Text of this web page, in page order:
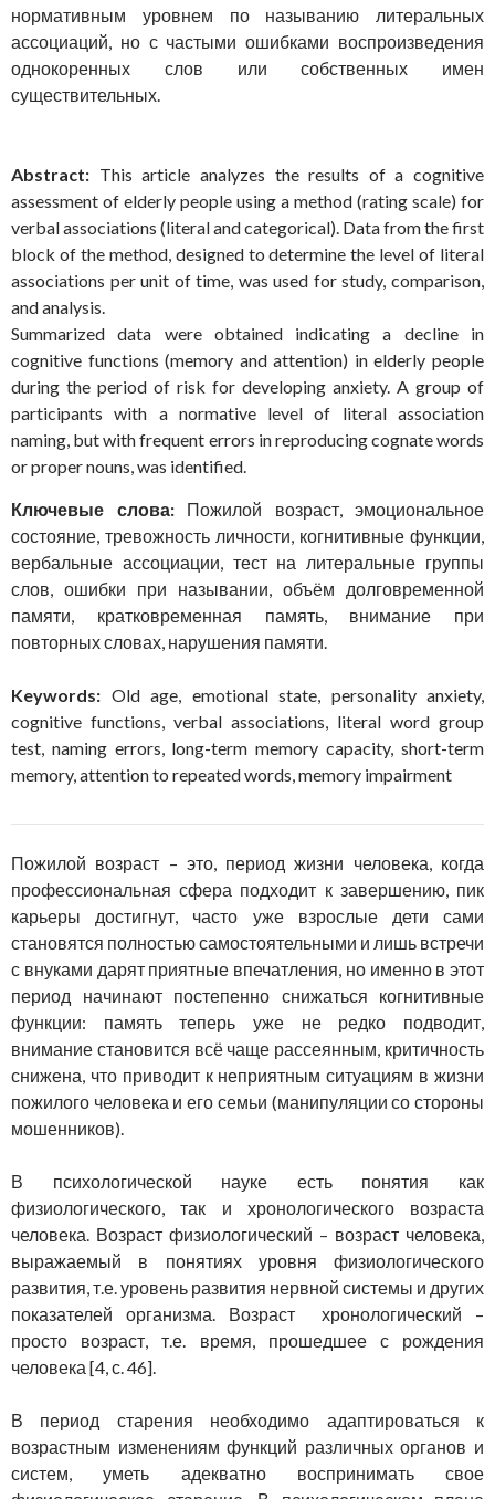
нормативным уровнем по называнию литеральных
ассоциаций, но с частыми ошибками воспроизведения
однокоренных слов или собственных имен
существительных.
Abstract: This article analyzes the results of a cognitive
assessment of elderly people using a method (rating scale) for
verbal associations (literal and categorical). Data from the first
block of the method, designed to determine the level of literal
associations per unit of time, was used for study, comparison,
and analysis.
Summarized data were obtained indicating a decline in
cognitive functions (memory and attention) in elderly people
during the period of risk for developing anxiety. A group of
participants with a normative level of literal association
naming, but with frequent errors in reproducing cognate words
or proper nouns, was identified.
Ключевые слова: Пожилой возраст, эмоциональное
состояние, тревожность личности, когнитивные функции,
вербальные ассоциации, тест на литеральные группы
слов, ошибки при назывании, объём долговременной
памяти, кратковременная память, внимание при
повторных словах, нарушения памяти.
Keywords: Old age, emotional state, personality anxiety,
cognitive functions, verbal associations, literal word group
test, naming errors, long-term memory capacity, short-term
memory, attention to repeated words, memory impairment
Пожилой возраст – это, период жизни человека, когда
профессиональная сфера подходит к завершению, пик
карьеры достигнут, часто уже взрослые дети сами
становятся полностью самостоятельными и лишь встречи
с внуками дарят приятные впечатления, но именно в этот
период начинают постепенно снижаться когнитивные
функции: память теперь уже не редко подводит,
внимание становится всё чаще рассеянным, критичность
снижена, что приводит к неприятным ситуациям в жизни
пожилого человека и его семьи (манипуляции со стороны
мошенников).
В психологической науке есть понятия как
физиологического, так и хронологического возраста
человека. Возраст физиологический – возраст человека,
выражаемый в понятиях уровня физиологического
развития, т.е. уровень развития нервной системы и других
показателей организма. Возраст хронологический –
просто возраст, т.е. время, прошедшее с рождения
человека [4, с. 46].
В период старения необходимо адаптироваться к
возрастным изменениям функций различных органов и
систем, уметь адекватно воспринимать свое